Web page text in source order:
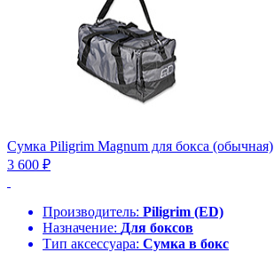
Сумка Piligrim Magnum для бокса (обычная)
3 600 ₽
Производитель: Piligrim (ED)
Назначение: Для боксов
Тип аксессуара: Сумка в бокс